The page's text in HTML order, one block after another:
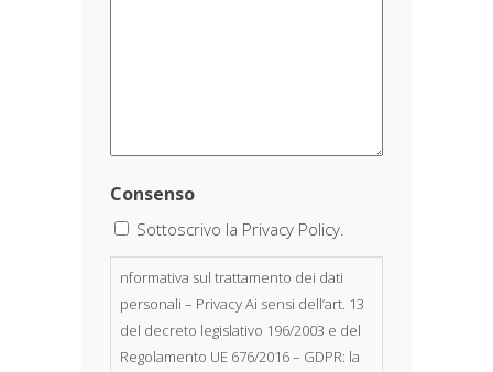
Consenso
Sottoscrivo la Privacy Policy.
nformativa sul trattamento dei dati
personali – Privacy Ai sensi dell’art. 13
del decreto legislativo 196/2003 e del
Regolamento UE 676/2016 – GDPR: la